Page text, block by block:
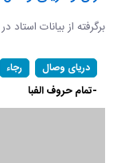
برگرفته از بیانات استاد
دریای وصال رجاء
-تمام حروف الفبا